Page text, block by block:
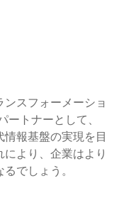
スフォーメーショ
トナーとして、
報基盤の実現を目
より、企業はより
でしょう。